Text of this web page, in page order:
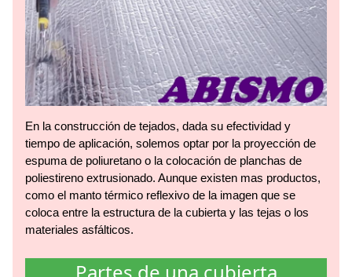
En la construcción de tejados, dada su efectividad y
tiempo de aplicación, solemos optar por la proyección de
espuma de poliuretano o la colocación de planchas de
poliestireno extrusionado. Aunque existen mas productos,
como el manto térmico reflexivo de la imagen que se
coloca entre la estructura de la cubierta y las tejas o los
materiales asfálticos.